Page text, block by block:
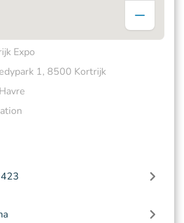
Expo
1, 8500 Kortrijk